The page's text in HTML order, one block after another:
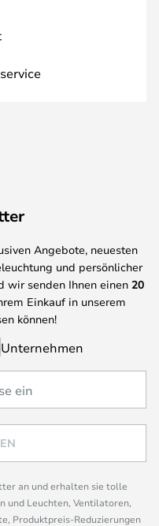
Angebote, neuesten
und persönlicher
wir senden Ihnen einen 20
Einkauf in unserem
können!
Unternehmen
an und erhalten sie tolle
und Leuchten, Ventilatoren,
Produktpreis-Reduzierungen